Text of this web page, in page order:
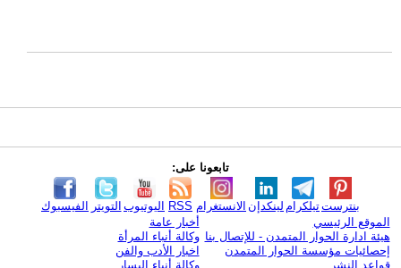
تابعونا على:
الفيسبوك التويتر اليوتيوب RSS الانستغرام لينكدإن تيلكرامبنترست
الموقع الرئيسي
هيئة ادارة الحوار المتمدن - للإتصال بنا
إحصائيات مؤسسة الحوار المتمدن
قواعد النشر
أخبار عامة
وكالة أنباء المرأة
اخبار الأدب والفن
وكالة أنباء اليسار